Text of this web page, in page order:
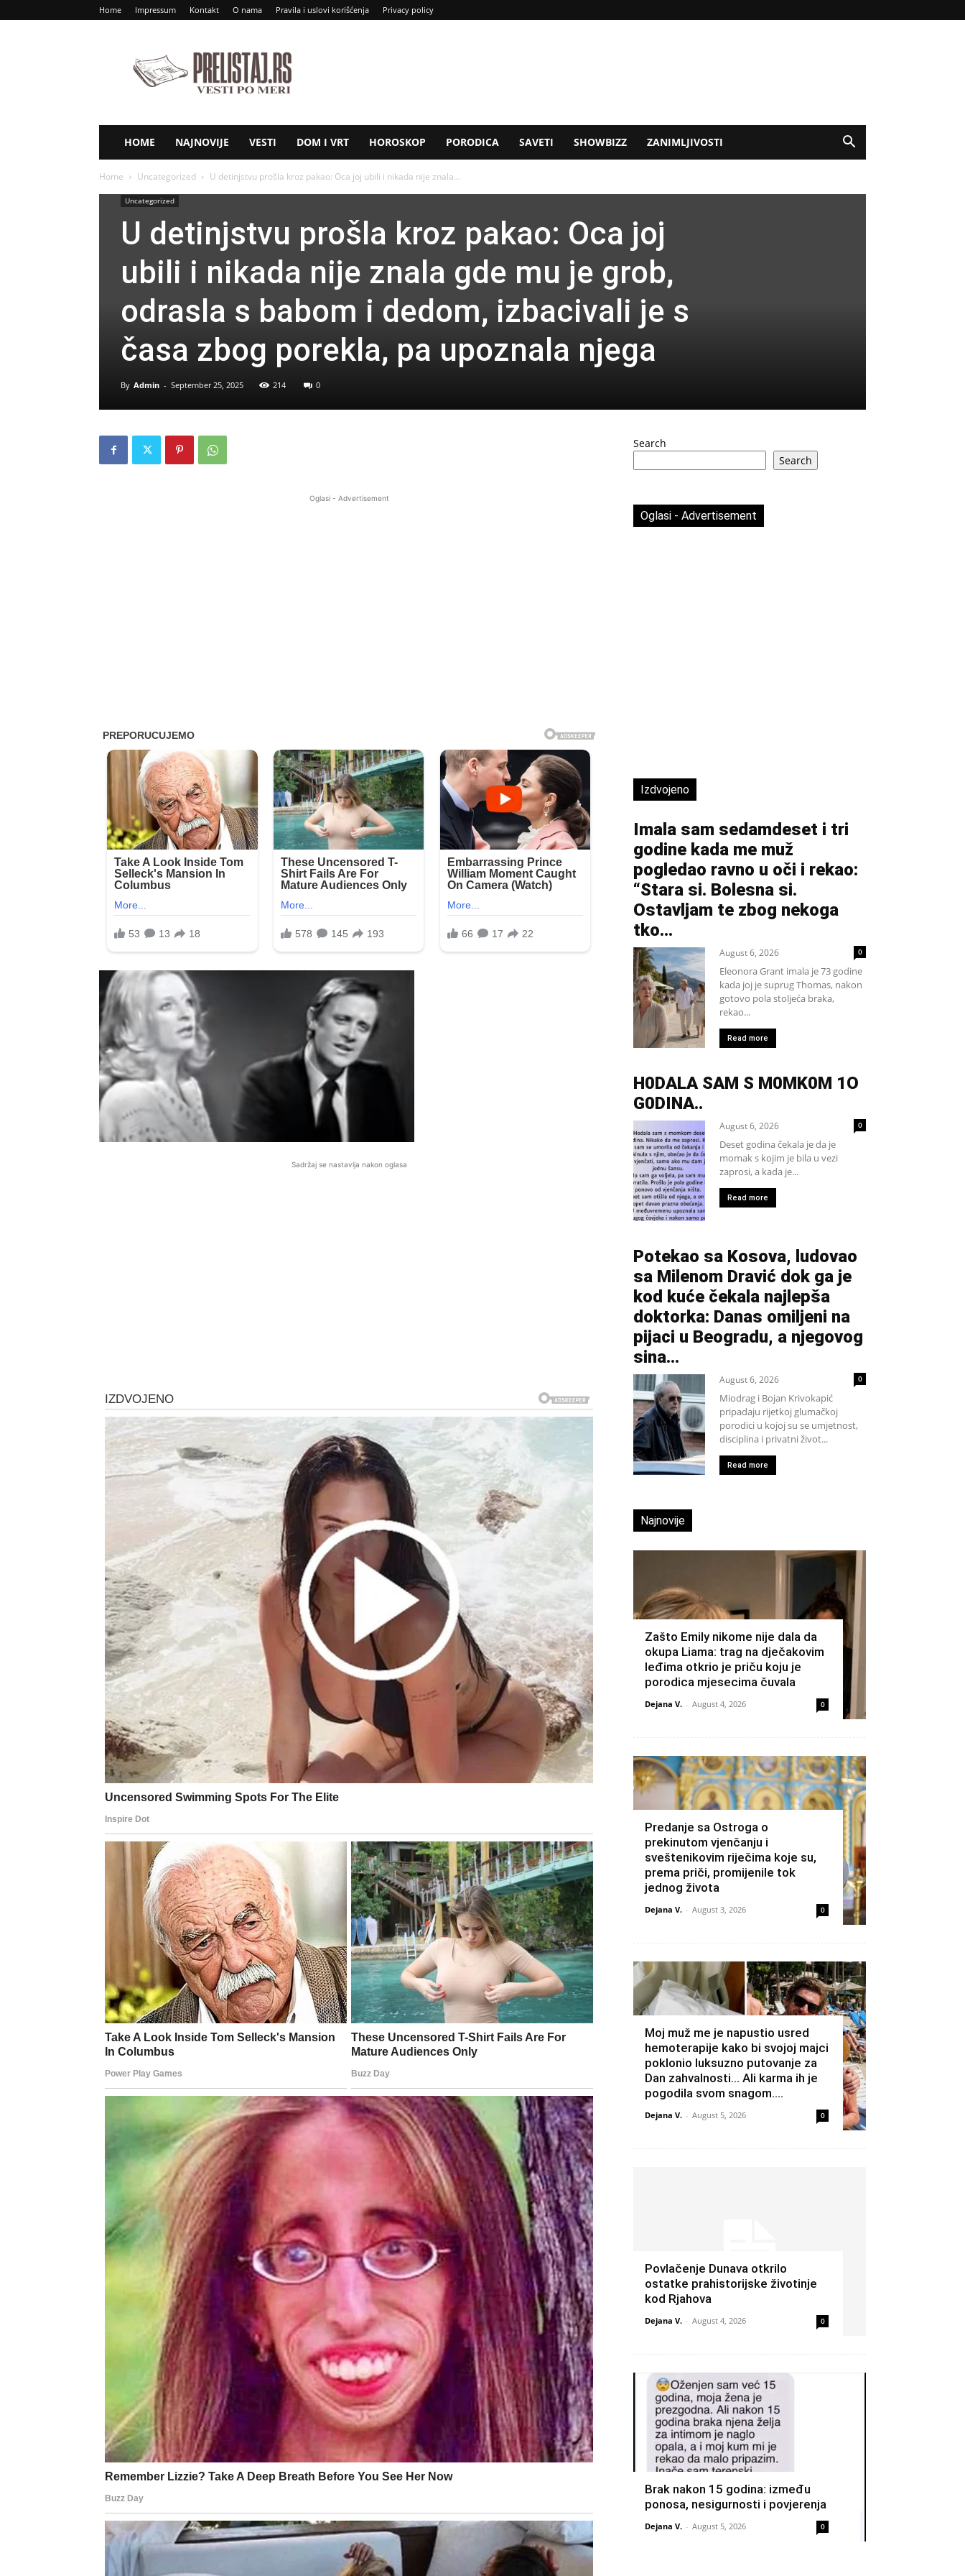
Home Impressum Kontakt O nama Pravila i uslovi korišćenja Privacy policy
RS
HOME NAJNOVIJE VESTI DOM I VRT HOROSKOP PORODICA SAVETI SHOWBIZZ ZANIMLJIVOSTI
Home Uncategorized U detinjstvu prošla kroz pakao: Oca joj ubili i nikada nije znala...
Uncategorized
U detinjstvu prošla kroz pakao: Oca joj
ubili i nikada nije znala gde mu je grob,
odrasla s babom i dedom, izbacivali je s
časa zbog porekla, pa upoznala njega
By Admin - September 25, 2025 214 0
Oglasi - Advertisement
Sadržaj se nastavlja nakon oglasa
Search
Search
Oglasi - Advertisement
Izdvojeno
Imala sam sedamdeset i tri
godine kada me muž
pogledao ravno u oči i rekao:
“Stara si. Bolesna si.
Ostavljam te zbog nekoga
tko...
August 6, 2026 0
Eleonora Grant imala je 73 godine
kada joj je suprug Thomas, nakon
gotovo pola stoljeća braka,
rekao...
Read more
H0DALA SAM S M0MK0M 1O
G0DINA..
August 6, 2026 0
Deset godina čekala je da je
momak s kojim je bila u vezi
zaprosi, a kada je...
Read more
Potekao sa Kosova, ludovao
sa Milenom Dravić dok ga je
kod kuće čekala najlepša
doktorka: Danas omiljeni na
pijaci u Beogradu, a njegovog
sina...
August 6, 2026 0
Miodrag i Bojan Krivokapić
pripadaju rijetkoj glumačkoj
porodici u kojoj su se umjetnost,
disciplina i privatni život...
Read more
Najnovije
Zašto Emily nikome nije dala da
okupa Liama: trag na dječakovim
leđima otkrio je priču koju je
porodica mjesecima čuvala
Dejana V. - August 4, 2026 0
Predanje sa Ostroga o
prekinutom vjenčanju i
sveštenikovim riječima koje su,
prema priči, promijenile tok
jednog života
Dejana V. - August 3, 2026 0
Moj muž me je napustio usred
hemoterapije kako bi svojoj majci
poklonio luksuzno putovanje za
Dan zahvalnosti… Ali karma ih je
pogodila svom snagom....
Dejana V. - August 5, 2026 0
Povlačenje Dunava otkrilo
ostatke prahistorijske životinje
kod Rjahova
Dejana V. - August 4, 2026 0
Brak nakon 15 godina: između
ponosa, nesigurnosti i povjerenja
Dejana V. - August 5, 2026 0